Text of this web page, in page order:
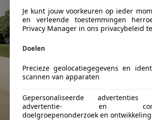
Je kunt jouw voorkeuren op ieder
en verleende toestemmingen
Privacy Manager in ons privacybeleid
Doelen
Precieze geolocatiegegevens en
scannen van apparaten
Gepersonaliseerde
advertentie- en
doelgroepenonderzoek en